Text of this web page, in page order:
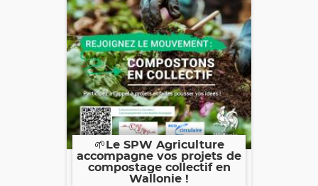
🌱Le SPW Agriculture
accompagne vos projets de
compostage collectif en
Wallonie !